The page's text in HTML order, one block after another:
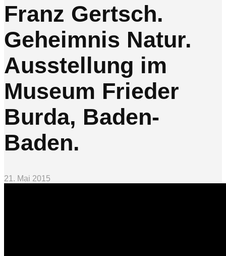
Franz Gertsch.
Geheimnis Natur.
Ausstellung im
Museum Frieder
Burda, Baden-
Baden.
21. Mai 2015